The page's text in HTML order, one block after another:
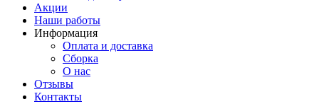
Акции
Наши работы
Информация
Оплата и доставка
Сборка
О нас
Отзывы
Контакты